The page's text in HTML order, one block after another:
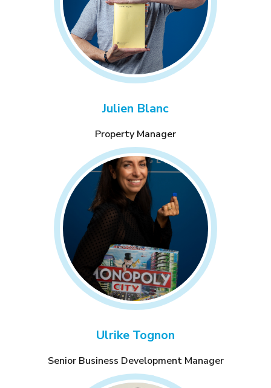
Julien Blanc
Property Manager
Ulrike Tognon
Senior Business Development Manager